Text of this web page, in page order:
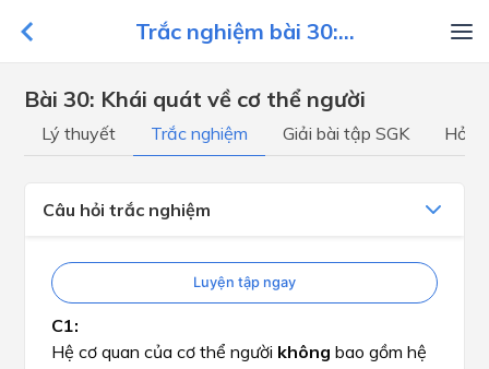
Trắc nghiệm bài 30:...
Bài 30: Khái quát về cơ thể người
Lý thuyết Trắc nghiệm Giải bài tập SGK Hỏi
Câu hỏi trắc nghiệm
Luyện tập ngay
Hệ cơ quan của cơ thể người không bao gồm hệ